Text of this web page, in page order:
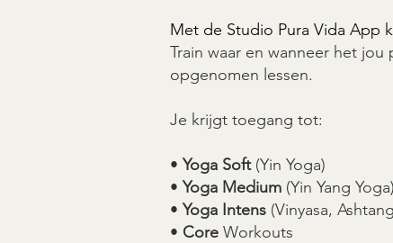
Met de Studio Pura Vida App
Train waar en wanneer het
opgenomen lessen.
Je krijgt toegang tot:
•Yoga Soft (Yin Yoga)
•Yoga Medium (Yin Yang Yoga)
•Yoga Intens (Vinyasa,
• Core Workouts